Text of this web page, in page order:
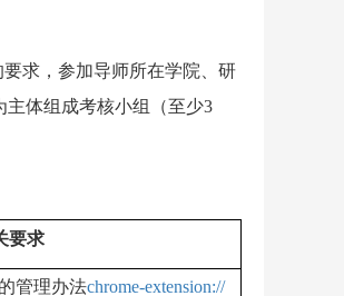
求，参加导师所在学院、研
主体组成考核小组（至少3
要求
管理办法chrome-extension://